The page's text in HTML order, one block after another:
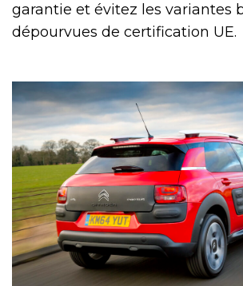
garantie et évitez les variantes
dépourvues de certification UE.